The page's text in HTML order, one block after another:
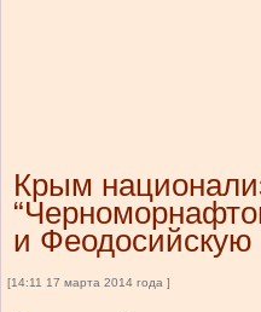
Крым
и Феодосийскую
[14:11 17 марта 2014 года ]